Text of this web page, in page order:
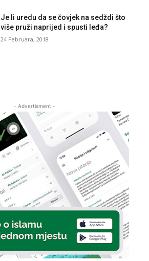
Je li uredu da se čovjek na sedždi što
više pruži naprijed i spusti leđa?
24 Februara, 2018
- Advertisment -